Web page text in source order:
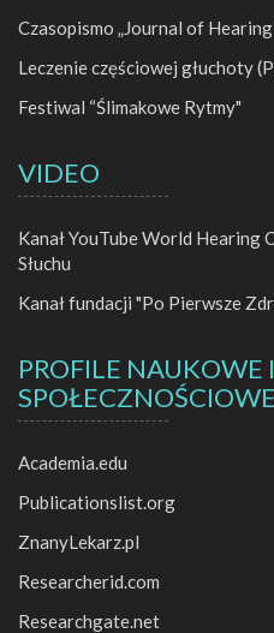
Czasopismo „Journal of Hearing
Leczenie częściowej głuchoty
Festiwal “Ślimakowe Rytmy"
VIDEO
Kanał YouTube World Hearing
Słuchu
Kanał fundacji "Po Pierwsze
PROFILE NAUKOWE I
Academia.edu
Publicationslist.org
ZnanyLekarz.pl
Researcherid.com
Researchgate.net